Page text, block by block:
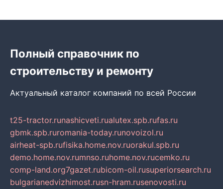
Полный справочник по
строительству и ремонту
Актуальный каталог компаний по всей России
t25-tractor.runashicveti.rualutex.spb.rufas.ru
gbmk.spb.ruromania-today.runovoizol.ru
airheat-spb.rufisika.home.nov.ruorakul.spb.ru
demo.home.nov.rumnso.ruhome.nov.rucemko.ru
comp-land.org7gazet.rubicom-oil.rusuperiorsearch.ru
bulgarianedvizhimost.rusn-hram.rusenovosti.ru